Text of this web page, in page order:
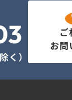
）
ご
お問